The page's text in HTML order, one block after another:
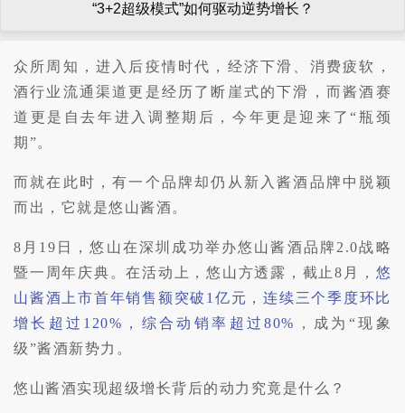
“3+2超级模式”如何驱动逆势增长？
众所周知，进入后疫情时代，经济下滑、消费疲软，
酒行业流通渠道更是经历了断崖式的下滑，而酱酒赛
道更是自去年进入调整期后，今年更是迎来了“瓶颈
期”。
而就在此时，有一个品牌却仍从新入酱酒品牌中脱颖
而出，它就是悠山酱酒。
8月19日，悠山在深圳成功举办悠山酱酒品牌2.0战略
暨一周年庆典。在活动上，悠山方透露，截止8月， 悠
山酱酒上市首年销售额突破1亿元，连续三个季度环比
增长超过120%，综合动销率超过80%
，成为“现象
级”酱酒新势力。
悠山酱酒实现超级增长背后的动力究竟是什么？